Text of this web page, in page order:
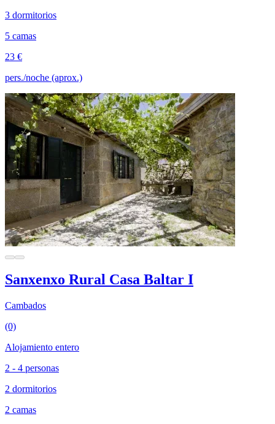
3 dormitorios
5 camas
23 €
pers./noche (aprox.)
Sanxenxo Rural Casa Baltar I
Cambados
(0)
Alojamiento entero
2 - 4 personas
2 dormitorios
2 camas